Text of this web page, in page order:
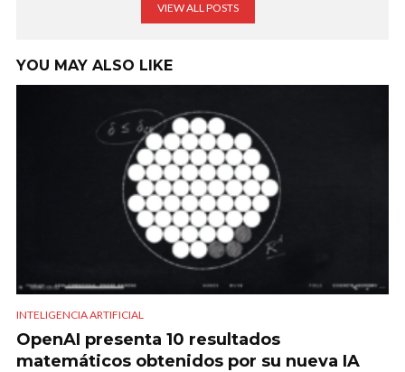
VIEW ALL POSTS
YOU MAY ALSO LIKE
INTELIGENCIA ARTIFICIAL
OpenAI presenta 10 resultados
matemáticos obtenidos por su nueva IA